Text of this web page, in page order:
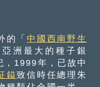
的「 中國西南野生
亞洲最大的種子銀
，1999年，已故中
鎰致信時任總理朱